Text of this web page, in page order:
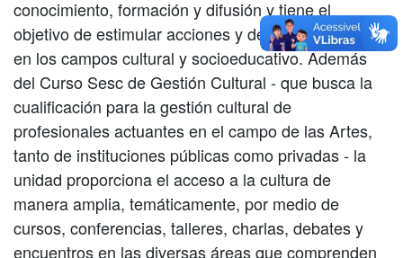
conocimiento, formación y difusión y tiene el
objetivo de estimular acciones y desarrollar estudios
en los campos cultural y socioeducativo. Además
del Curso Sesc de Gestión Cultural - que busca la
cualificación para la gestión cultural de
profesionales actuantes en el campo de las Artes,
tanto de instituciones públicas como privadas - la
unidad proporciona el acceso a la cultura de
manera amplia, temáticamente, por medio de
cursos, conferencias, talleres, charlas, debates y
encuentros en las diversas áreas que comprenden